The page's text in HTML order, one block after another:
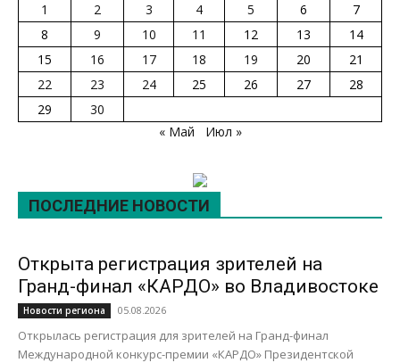
1
2 3 4 5 6
7
8
9 10 11 12 13
14
15
16 17 18 19 20
21
22
23 24 25 26 27
28
29
30
« Май
Июл »
ПОСЛЕДНИЕ НОВОСТИ
Открыта регистрация зрителей на
Гранд-финал «КАРДО» во Владивостоке
Новости региона 05.08.2026
Открылась регистрация для зрителей на Гранд-финал
Международной конкурс-премии «КАРДО» Президентской